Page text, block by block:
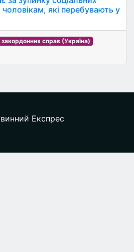
які перебувають у
закордонних справ (Україна)
Експрес